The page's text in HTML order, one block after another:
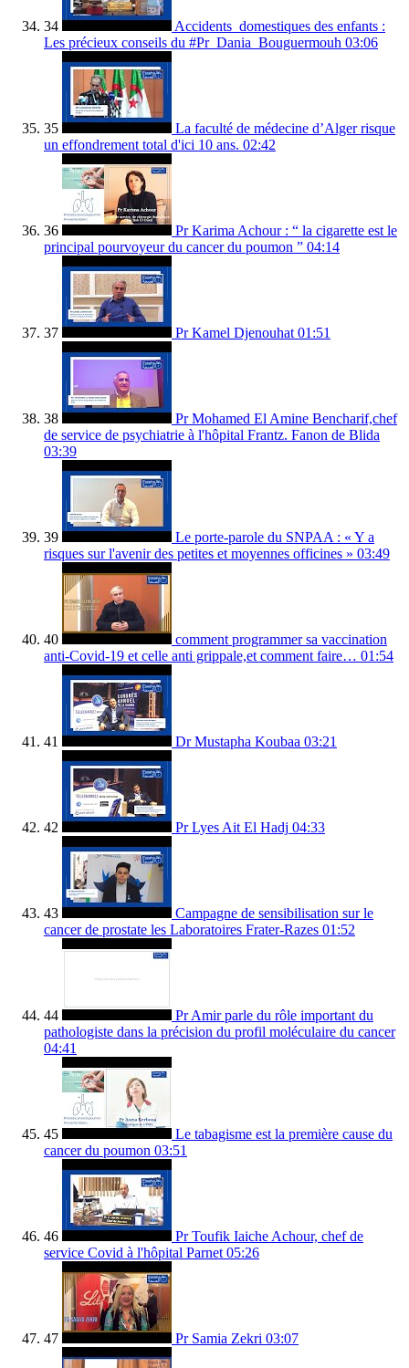
34
Accidents_domestiques des enfants :
Les précieux conseils du #Pr_Dania_Bouguermouh 03:06
35
La faculté de médecine d’Alger risque
un effondrement total d'ici 10 ans. 02:42
36
Pr Karima Achour : “ la cigarette est le
principal pourvoyeur du cancer du poumon ” 04:14
37 Pr Kamel Djenouhat 01:51
38
Pr Mohamed El Amine Bencharif,chef
de service de psychiatrie à l'hôpital Frantz. Fanon de Blida
03:39
39
Le porte-parole du SNPAA : « Y a
risques sur l'avenir des petites et moyennes officines » 03:49
40
comment programmer sa vaccination
anti-Covid-19 et celle anti grippale,et comment faire… 01:54
41 Dr Mustapha Koubaa 03:21
42 Pr Lyes Ait El Hadj 04:33
43
Campagne de sensibilisation sur le
cancer de prostate les Laboratoires Frater-Razes 01:52
44
Pr Amir parle du rôle important du
pathologiste dans la précision du profil moléculaire du cancer
04:41
45
Le tabagisme est la première cause du
cancer du poumon 03:51
46
Pr Toufik Iaiche Achour, chef de
service Covid à l'hôpital Parnet 05:26
47 Pr Samia Zekri 03:07